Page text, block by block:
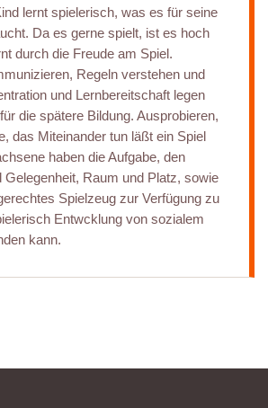
lernt spielerisch, was es für seine
Da es gerne spielt, ist es hoch
durch die Freude am Spiel.
Regeln verstehen und
und Lernbereitschaft legen
die spätere Bildung. Ausprobieren,
das Miteinander tun läßt ein Spiel
haben die Aufgabe, den
Gelegenheit, Raum und Platz, sowie
Spielzeug zur Verfügung zu
Entwcklung von sozialem
kann.